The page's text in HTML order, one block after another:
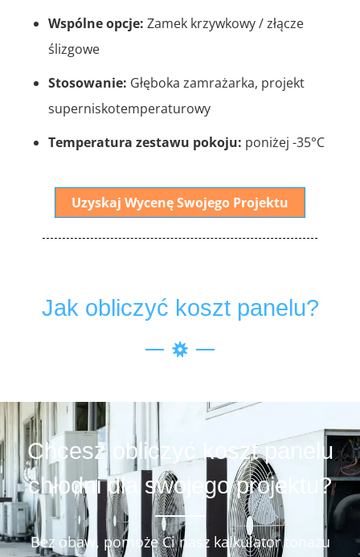
Wspólne opcje: Zamek krzywkowy / złącze
ślizgowe
Stosowanie: Głęboka zamrażarka, projekt
superniskotemperaturowy
Temperatura zestawu pokoju: poniżej -35°C
Uzyskaj Wycenę Swojego Projektu
Jak obliczyć koszt panelu?
Chcesz obliczyć koszt panelu
chłodni dla swojego projektu?
Bez obaw, pomoże Ci nasz kalkulator tonażu